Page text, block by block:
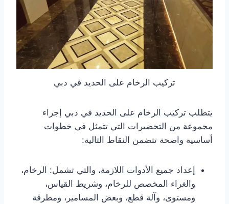
تركيب الرخام على الحديد في دبي
يتطلب تركيب الرخام على الحديد في دبي إجراء
مجموعة من التحضيرات التي تتمثل في خطوات
أساسية واضحة تتضمن النقاط التالية:
إعداد جميع الأدوات اللازمة، والتي تشمل: الرخام،
والغراء المخصص للرخام، وشريط القياس،
ومستوى، وآلة قطع، وبعض المسامير، ومطرقة